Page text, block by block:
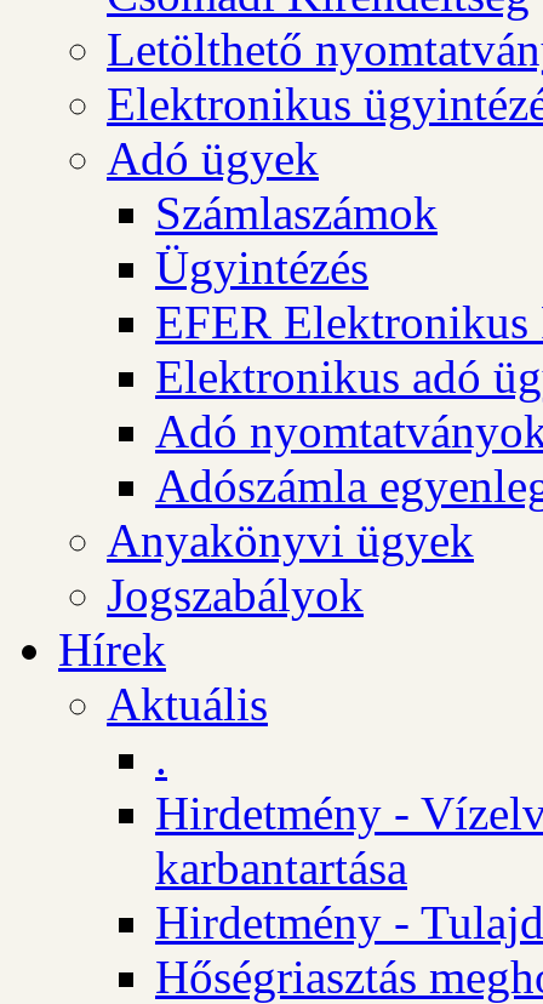
Letölthető
Elektronikus
Adó ügyek
Számlaszámok
Ügyintézés
EFER Elektronikus
Elektronikus adó
Adó
Adószámla
Anyakönyvi ügyek
Jogszabályok
Hírek
Aktuális
.
Hirdetmény -
karbantartása
Hirdetmény -
Hőségriasztás